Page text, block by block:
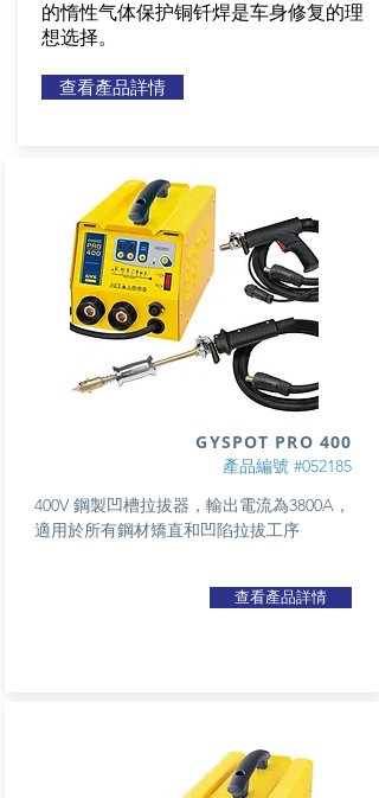
的惰性气体保护铜钎焊是车身修复的理
想选择。
查看產品詳情
產品編號 #052185
400V 鋼製凹槽拉拔器，輸出電流為3800A，
適用於所有鋼材矯直和凹陷拉拔工序
GYSPOT PRO 400
查看產品詳情